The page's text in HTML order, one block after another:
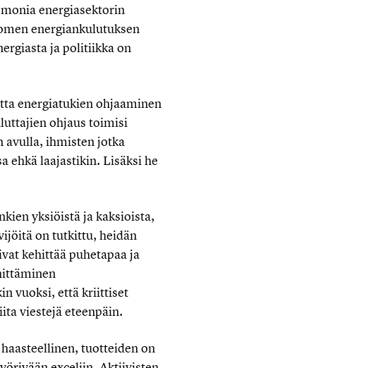
energiasektorin
energiankulutuksen
ja politiikka on
energiatukien ohjaaminen
ohjaus toimisi
avulla, ihmisten jotka
ehkä laajastikin. Lisäksi he
yksiöistä ja kaksioista,
on tutkittu, heidän
kehittää puhetapaa ja
vuoksi, että kriittiset
viestejä eteenpäin.
tuotteiden on